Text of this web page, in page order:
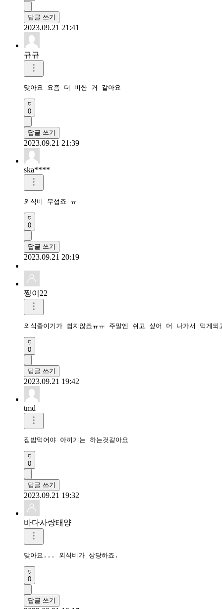
답글 쓰기
2023.09.21 21:41
규규
맞아요 요즘 더 비싼 거 같아요
0
답글 쓰기
2023.09.21 21:39
ska****
외식비 무섭죠 ㅠ
0
답글 쓰기
2023.09.21 20:19
찡이22
외식줄이기가 쉽지않죠ㅠㅠ 주말엔 쉬고 싶어 더 나가서 먹게되
0
답글 쓰기
2023.09.21 19:42
tmd
집밥먹어야 아끼기는 하는것같아요
0
답글 쓰기
2023.09.21 19:32
바다사랑태양
맞아요... 외식비가 상당하죠.
0
답글 쓰기